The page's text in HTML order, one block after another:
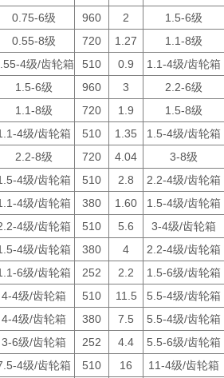
0.75-6级 960 2
1.5-6级
0.55-8级 720 1.27
1.1-8级
4级/齿轮箱 510 0.9 1.1-4级/齿轮箱
1.5-6级 960 3
2.2-6级
1.1-8级 720 1.9
1.5-8级
4级/齿轮箱 510 1.35 1.5-4级/齿轮箱
2.2-8级 720 4.04
3-8级
4级/齿轮箱 510 2.8
2.2-4级/齿轮箱
4级/齿轮箱 380 1.60 1.5-4级/齿轮箱
4级/齿轮箱 510 5.6
3-4级/齿轮箱
4级/齿轮箱 380 4
2.2-4级/齿轮箱
6级/齿轮箱 252 2.2 1.5-6级/齿轮箱
4-4级/齿轮箱 510 11.5
5.5-4级/齿轮箱
4-4级/齿轮箱 380 7.5
5.5-4级/齿轮箱
3-6级/齿轮箱 252 4.4 5.5-6级/齿轮箱
4级/齿轮箱 510 16
11-4级/齿轮箱